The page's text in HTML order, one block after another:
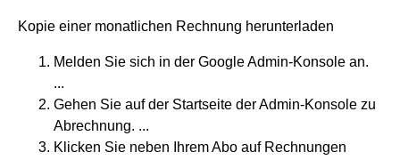
Kopie einer monatlichen Rechnung herunterladen
Melden Sie sich in der Google Admin-Konsole an.
...
Gehen Sie auf der Startseite der Admin-Konsole zu
Abrechnung. ...
Klicken Sie neben Ihrem Abo auf Rechnungen